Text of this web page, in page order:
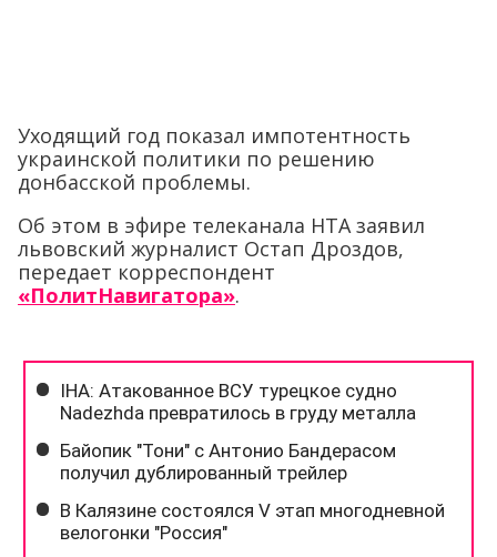
Уходящий год показал импотентность
украинской политики по решению
донбасской проблемы.
Об этом в эфире телеканала НТА заявил
львовский журналист Остап Дроздов,
передает корреспондент
«ПолитНавигатора».